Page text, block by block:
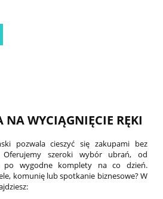
WYCIĄGNIĘCIE RĘKI
pozwala cieszyć się zakupami bez
szeroki wybór ubrań, od
po wygodne komplety na co dzień.
komunię lub spotkanie biznesowe? W